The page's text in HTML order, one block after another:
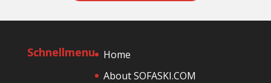
Schnellmenu
Home
About SOFASKI.COM